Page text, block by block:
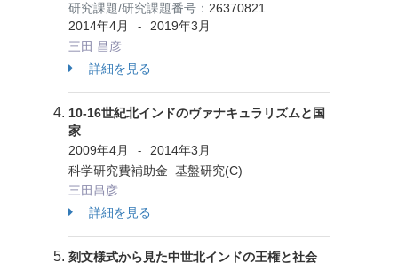
研究課題/研究課題番号： 26370821
2014年4月
-
2019年3月
三田 昌彦
詳細を見る
10-16世紀北インドのヴァナキュラリズムと国
家
2009年4月
-
2014年3月
科学研究費補助金 基盤研究(C)
三田昌彦
詳細を見る
刻文様式から見た中世北インドの王権と社会